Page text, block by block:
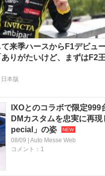
来季ハースからF1デビュ
りがたいけど、まずはF2
本版
IXOとのコラボで限定999
DMカスタムを忠実に再
pecial」の姿
08/09 | Auto Messe Web
コメント：1